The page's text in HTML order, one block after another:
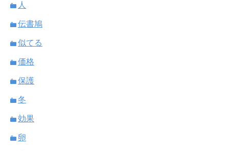
人
伝書鳩
似てる
価格
保護
冬
効果
卵